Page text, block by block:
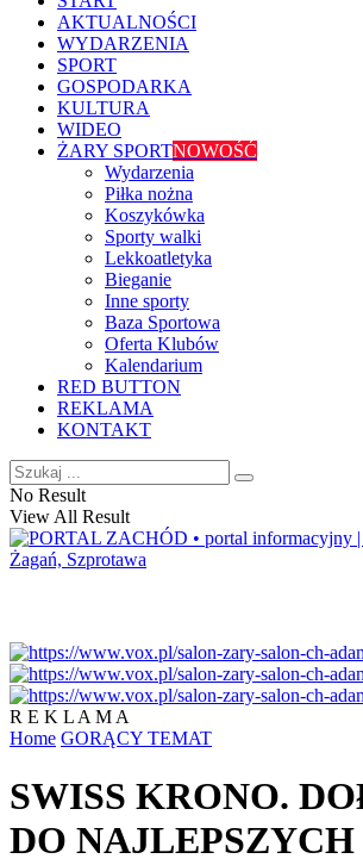
AKTUALNOŚCI
WYDARZENIA
SPORT
GOSPODARKA
KULTURA
WIDEO
ŻARY SPORTNOWOŚĆ
Wydarzenia
Piłka nożna
Koszykówka
Sporty walki
Lekkoatletyka
Bieganie
Inne sporty
Baza Sportowa
Oferta Klubów
Kalendarium
RED BUTTON
REKLAMA
KONTAKT
No Result
View All Result
R E K L A M A
Home GORĄCY TEMAT
SWISS KRONO.
DO NAJLEPSZYCH